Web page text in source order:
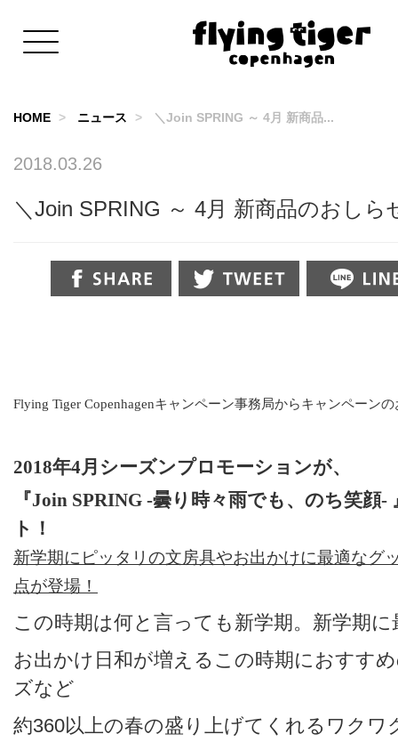
HOME ニュース ＼Join SPRING ～ 4月 新商品...
2018.03.26
＼Join SPRING ～ 4月 新商品のおしら
Flying Tiger Copenhagenキャンペーン事務局からキャンペーン
2018年4 月 シーズンプロモーションが、
『Join SPRING -曇り時々雨でも、のち笑顔-
ト！
新学期にピッタリの文房具やお出かけに最適なグ
点が登場！
この時期は何と言っても新学期。新学期
お出かけ日和が増えるこの時期におすす
ズなど
約360以上の春の盛り上げてくれるワクワ